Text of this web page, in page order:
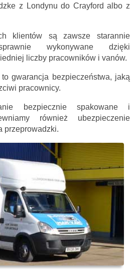
z Londynu do Crayford albo z
klientów są zawsze starannie
wykonywane dzięki
liczby pracowników i vanów.
gwarancja bezpieczeństwa, jaką
pracownicy.
bezpiecznie spakowane i
również ubezpieczenie
przeprowadzki.